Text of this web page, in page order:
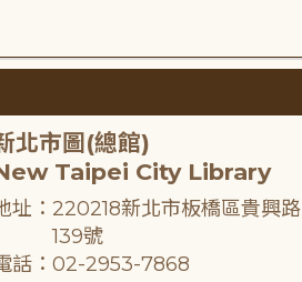
北市圖(總館)
Taipei City Library
址：220218新北市板橋區貴興路
139號
話：02-2953-7868